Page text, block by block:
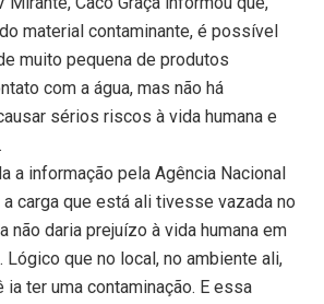
material contaminante, é possível
muito pequena de produtos
com a água, mas não há
sérios riscos à vida humana e
a informação pela Agência Nacional
carga que está ali tivesse vazada no
não daria prejuízo à vida humana em
Lógico que no local, no ambiente ali,
ia ter uma contaminação. E essa